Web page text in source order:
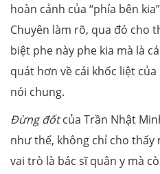
hoàn cảnh của “phía bên
Chuyên làm rõ, qua đó cho
biệt phe này phe kia mà là
quát hơn về cái khốc liệt
nói chung.
Đừng đốtcủa Trần Nhật
như thế, không chỉ cho thấy
vai trò là bác sĩ quân y mà